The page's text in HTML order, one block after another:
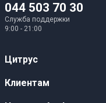
044 503 70 30
Служба поддержки
9:00 - 21:00
Цитрус
Карьера
Клиентам